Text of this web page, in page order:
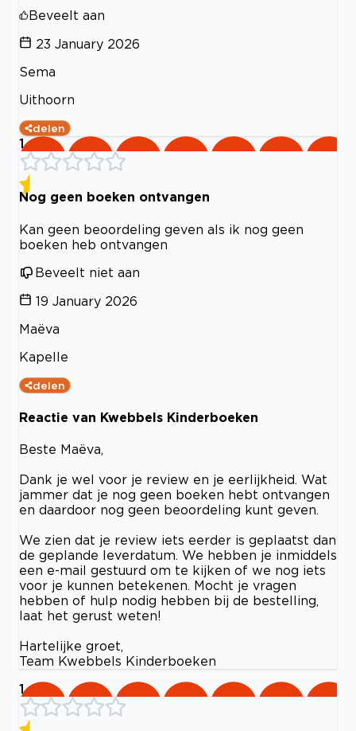
Beveelt aan
23 January 2026
Sema
Uithoorn
delen
1
Nog geen boeken ontvangen
Kan geen beoordeling geven als ik nog geen
boeken heb ontvangen
Beveelt niet aan
19 January 2026
Maëva
Kapelle
delen
Reactie van Kwebbels Kinderboeken
Beste Maëva,
Dank je wel voor je review en je eerlijkheid. Wat
jammer dat je nog geen boeken hebt ontvangen
en daardoor nog geen beoordeling kunt geven.
We zien dat je review iets eerder is geplaatst dan
de geplande leverdatum. We hebben je inmiddels
een e-mail gestuurd om te kijken of we nog iets
voor je kunnen betekenen. Mocht je vragen
hebben of hulp nodig hebben bij de bestelling,
laat het gerust weten!
Hartelijke groet,
Team Kwebbels Kinderboeken
1